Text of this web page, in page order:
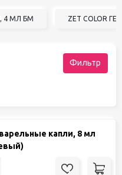
4 МЛ БМ ZET COLOR
Фильтр
капли, 8 мл